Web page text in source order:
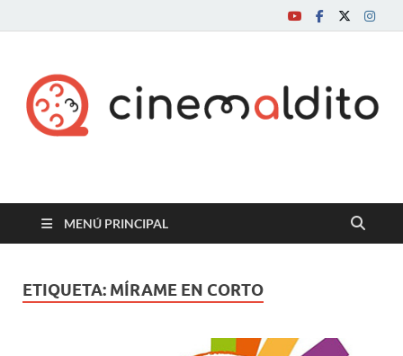
Cine maldito
MENÚ PRINCIPAL
ETIQUETA: MÍRAME EN CORTO